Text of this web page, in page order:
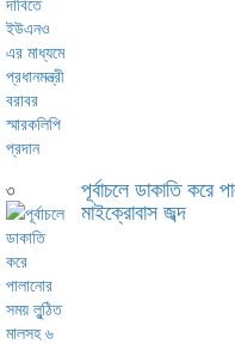
৩ পূর্বাচলে ডাকাতি
মাইক্রোবাস জব্দ